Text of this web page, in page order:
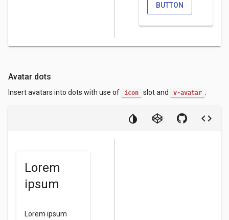
BUTTON
Avatar dots
Insert avatars into dots with use of icon slot and v-avatar
Lorem
ipsum
Lorem ipsum